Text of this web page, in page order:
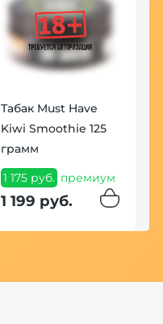
Табак Must Have
Kiwi Smoothie 125
грамм
1 175 руб. премиум
1 199 руб.